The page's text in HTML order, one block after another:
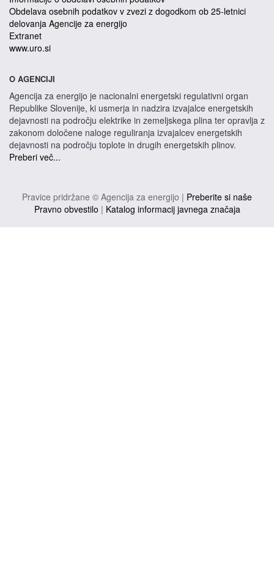
Obdelava osebnih podatkov v zvezi z dogodkom ob 25-letnici
delovanja Agencije za energijo
Extranet
www.uro.si
O AGENCIJI
Agencija za energijo je nacionalni energetski regulativni organ
Republike Slovenije, ki usmerja in nadzira izvajalce energetskih
dejavnosti na področju elektrike in zemeljskega plina ter opravlja z
zakonom določene naloge reguliranja izvajalcev energetskih
dejavnosti na področju toplote in drugih energetskih plinov.
Preberi več...
Pravice pridržane © Agencija za energijo | Preberite si naše
Pravno obvestilo | Katalog informacij javnega značaja